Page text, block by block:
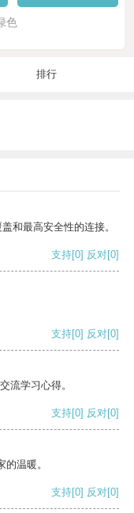
色
排行
和最高安全性的连接。
支持[0] 反对[0]
支持[0] 反对[0]
流学习心得。
支持[0] 反对[0]
温暖。
支持[0] 反对[0]